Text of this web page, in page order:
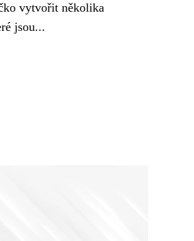
vytvořit několika
jsou...